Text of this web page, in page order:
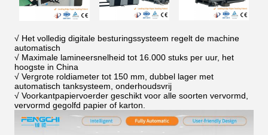
√ Het volledig digitale besturingssysteem regelt de machine
automatisch
√ Maximale lamineersnelheid tot 16.000 stuks per uur, het
hoogste in China
√ Vergrote roldiameter tot 150 mm, dubbel lager met
automatisch tanksysteem, onderhoudsvrij
√ Voorkantpapiervoerder geschikt voor alle soorten vervormd,
vervormd gegolfd papier of karton.